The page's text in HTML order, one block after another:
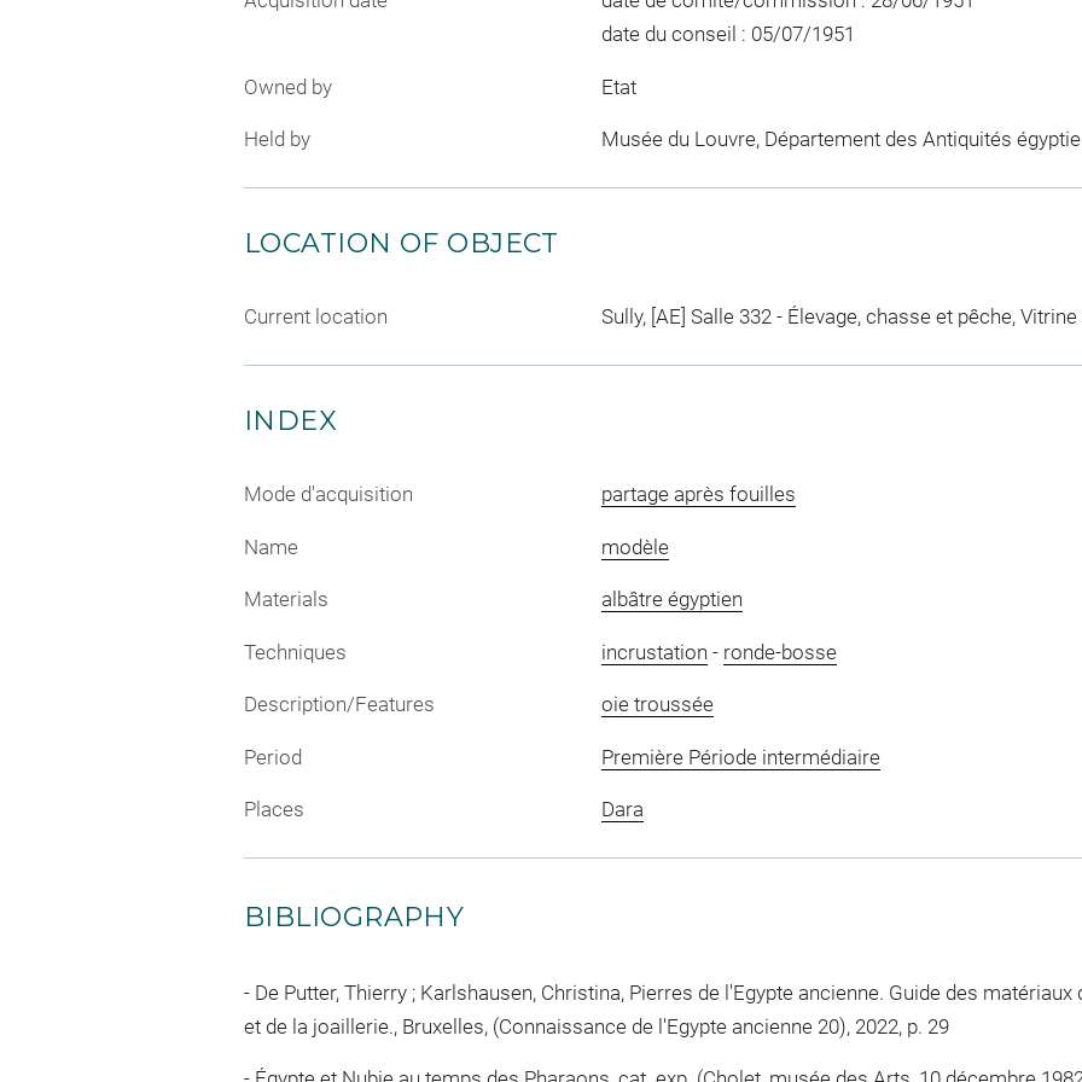
date du conseil : 05/07/1951
Owned by Etat
Held by Musée du Louvre, Département des Antiquités
LOCATION OF OBJECT
Current location Sully, [AE] Salle 332 - Élevage, chasse et pêche, Vitrine
INDEX
Mode d'acquisition partage après fouilles
Name modèle
Materials albâtre égyptien
Techniques incrustation - ronde-bosse
Description/Features oie troussée
Period Première Période intermédiaire
Places Dara
BIBLIOGRAPHY
De Putter, Thierry ; Karlshausen, Christina, Pierres de l'Egypte ancienne. Guide des
et de la joaillerie., Bruxelles, (Connaissance de l'Egypte ancienne 20), 2022, p. 29